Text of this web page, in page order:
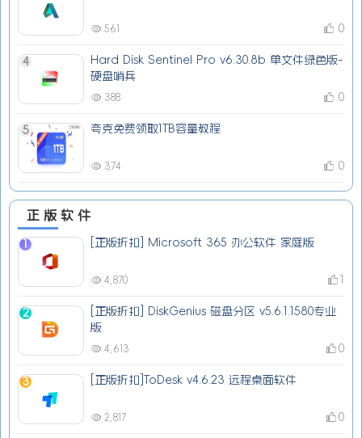
561 0
4
Hard Disk Sentinel Pro v6.30.8b 单文件绿色版-
硬盘哨兵
388 0
5 夸克免费领取1TB容量教程
374 0
正版软件
[正版折扣] Microsoft 365 办公软件 家庭版
4,870
2
[正版折扣] DiskGenius 磁盘分区 v5.6.1.1580专业
版
4,613 0
3 [正版折扣]ToDesk v4.6.23 远程桌面软件
2,817 0